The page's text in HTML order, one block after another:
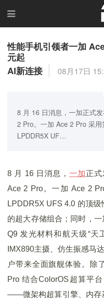
性能手机引领者一加
元起
AI新连接
08月17日
8 月 16 日消息，一加正式
2 Pro。一加 Ace 2 Pro 采
LPDDR5X UF…
8 月 16 日消息， 一加正
Ace 2 Pro。一加 Ace 2
LPDDR5X UFS 4.0 的顶
的超大存储组合；同时，
Q9 发光材料和航天级“天
IMX890主摄、仿生振感马
户带来全面旗舰体验。除
Pro 结合ColorOS超算平
——微架构超算引擎、内存